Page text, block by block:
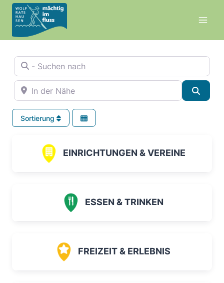
Zum
Inhalt
springen
- Suchen nach
In der Nähe
Sortierung
EINRICHTUNGEN & VEREINE
ESSEN & TRINKEN
FREIZEIT & ERLEBNIS